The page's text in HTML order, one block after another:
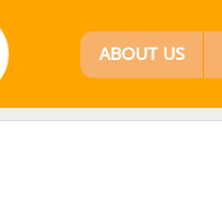
ABOUT US